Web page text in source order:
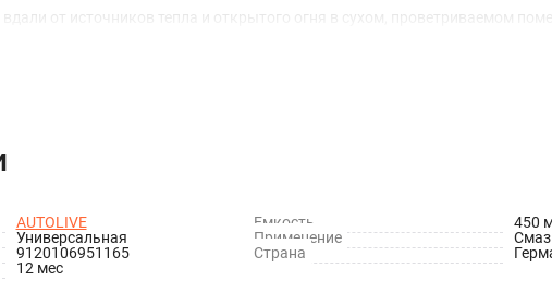
вдали от источников тепла и открытого огня в сухом, проветриваемом
хранения. Дата изготовления: см. на упаковке.
AUTOLIVE Емкость
450
Универсальная Применение
9120106951165 Страна
12 мес